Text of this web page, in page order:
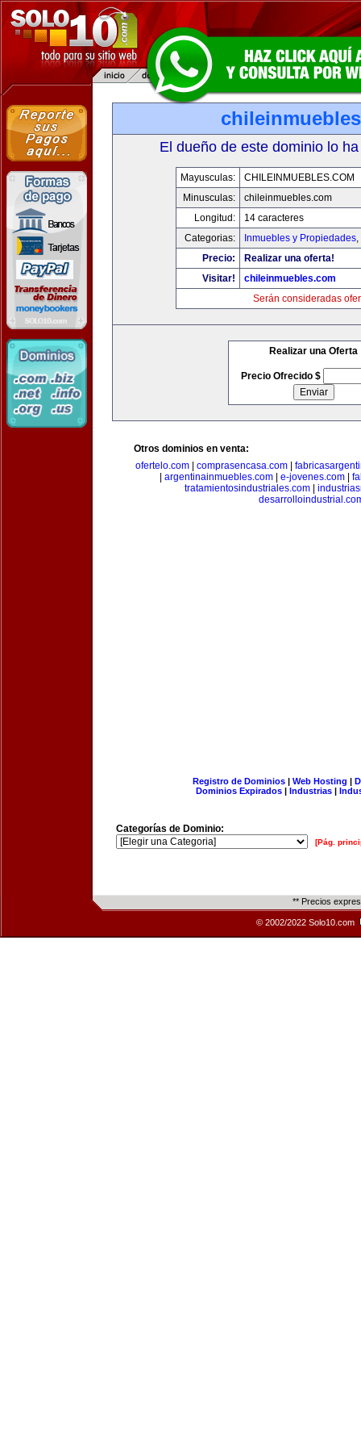
El dueño de este dominio lo
Mayusculas:
CHILEINMUEBLES.COM
Minusculas:
chileinmuebles.com
Longitud:
14 caracteres
Categorias:
Inmuebles y Propiedades,
Precio:
Realizar una oferta!
Visitar!
chileinmuebles.com
Serán consideradas
Realizar una Oferta
Precio Ofrecido $
Otros dominios en venta:
ofertelo.com| comprasencasa.com|
argentinainmuebles.com| e-jovenes.com|
tratamientosindustriales.com
Registro de Dominios| Web Hosting |
Dominios Expirados | Industrias |
Categorías de Dominio:
[Pág.
** Precios
© 2002/2022 Solo10.com